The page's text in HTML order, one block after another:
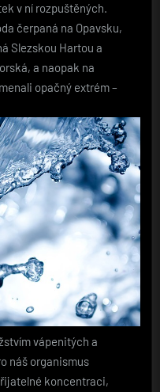
v ní rozpuštěných.
čerpaná na Opavsku,
Slezskou Hartou a
a naopak na
opačný extrém –
vápenitých a
náš organismus
koncentraci,